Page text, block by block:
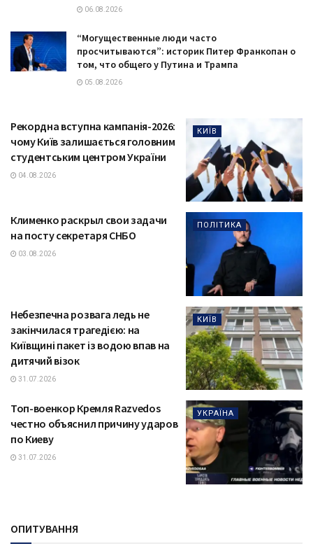
06.08.2026
“Могущественные люди часто
просчитываются”: историк Питер Франкопан о
том, что общего у Путина и Трампа
05.08.2026
КИЇВ
Рекордна вступна кампанія-2026:
чому Київ залишається головним
студентським центром України
04.08.2026
ПОЛІТИКА
Клименко раскрыл свои задачи
на посту секретаря СНБО
03.08.2026
КИЇВ
Небезпечна розвага ледь не
закінчилася трагедією: на
Київщині пакет із водою впав на
дитячий візок
31.07.2026
УКРАЇНА
Топ-военкор Кремля Razvedos
честно объяснил причину ударов
по Киеву
31.07.2026
ОПИТУВАННЯ